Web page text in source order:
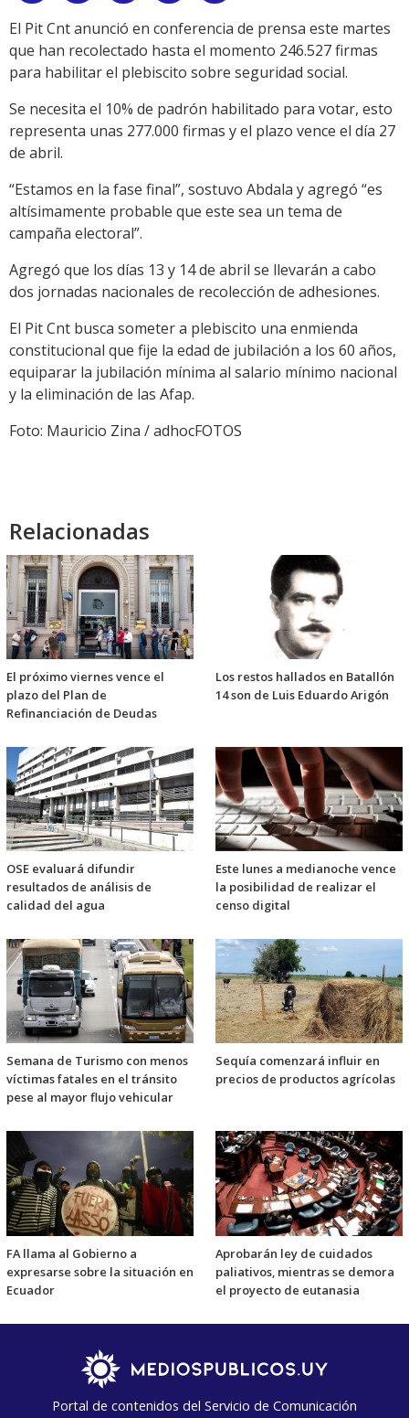
Link
El Pit Cnt anunció en conferencia de prensa este martes
que han recolectado hasta el momento 246.527 firmas
para habilitar el plebiscito sobre seguridad social.
Se necesita el 10% de padrón habilitado para votar, esto
representa unas 277.000 firmas y el plazo vence el día 27
de abril.
“Estamos en la fase final”, sostuvo Abdala y agregó “es
altísimamente probable que este sea un tema de
campaña electoral”.
Agregó que los días 13 y 14 de abril se llevarán a cabo
dos jornadas nacionales de recolección de adhesiones.
El Pit Cnt busca someter a plebiscito una enmienda
constitucional que fije la edad de jubilación a los 60 años,
equiparar la jubilación mínima al salario mínimo nacional
y la eliminación de las Afap.
Foto: Mauricio Zina / adhocFOTOS
Relacionadas
El próximo viernes vence el
plazo del Plan de
Refinanciación de Deudas
Los restos hallados en Batallón
14 son de Luis Eduardo Arigón
OSE evaluará difundir
resultados de análisis de
calidad del agua
Este lunes a medianoche vence
la posibilidad de realizar el
censo digital
Semana de Turismo con menos
víctimas fatales en el tránsito
pese al mayor flujo vehicular
Sequía comenzará influir en
precios de productos agrícolas
FA llama al Gobierno a
expresarse sobre la situación en
Ecuador
Aprobarán ley de cuidados
paliativos, mientras se demora
el proyecto de eutanasia
Portal de contenidos del Servicio de Comunicación